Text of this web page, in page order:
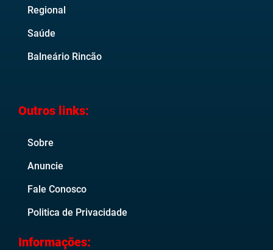
Regional
Saúde
Balneário Rincão
Outros links:
Sobre
Anuncie
Fale Conosco
Politica de Privacidade
Informações: